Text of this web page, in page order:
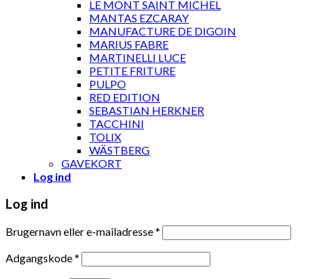
LE MONT SAINT MICHEL
MANTAS EZCARAY
MANUFACTURE DE DIGOIN
MARIUS FABRE
MARTINELLI LUCE
PETITE FRITURE
PULPO
RED EDITION
SEBASTIAN HERKNER
TACCHINI
TOLIX
WÄSTBERG
GAVEKORT
Log ind
Log ind
Brugernavn eller e-mailadresse*
Adgangskode*